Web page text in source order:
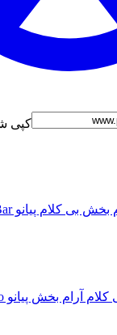
کپی
بی کلام پیانو 2013
آرام بخش پیانو 2014